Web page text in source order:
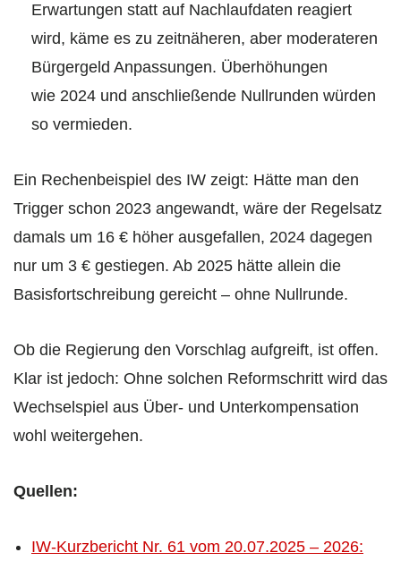
Erwartungen statt auf Nachlauf­daten reagiert
wird, käme es zu zeitnäheren, aber moderateren
Bürgergeld Anpassungen. Überhöhungen
wie 2024 und anschließende Nullrunden würden
so vermieden.
Ein Rechenbeispiel des IW zeigt: Hätte man den
Trigger schon 2023 angewandt, wäre der Regelsatz
damals um 16 € höher ausgefallen, 2024 dagegen
nur um 3 € gestiegen. Ab 2025 hätte allein die
Basisfortschreibung gereicht – ohne Nullrunde.
Ob die Regierung den Vorschlag aufgreift, ist offen.
Klar ist jedoch: Ohne solchen Reform­schritt wird das
Wechselspiel aus Über‑ und Unterkompensation
wohl weitergehen.
Quellen:
IW-Kurzbericht Nr. 61 vom 20.07.2025 – 2026: